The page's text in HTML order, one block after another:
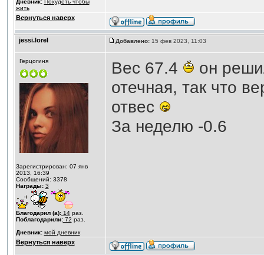
Дневник: Похудеть чтобы
жить
Вернуться наверх
jessi.lorel Добавлено:15 фев 2023, 11:03
Герцогиня
Зарегистрирован: 07 янв
2013, 16:39
Сообщений: 3378
Награды: 3
Благодарил (а):14раз.
Поблагодарили:72 раз.
Дневник: мой дневник
Вес 67.4
он
отечная, так что
отвес
За неделю -0.6
Вернуться наверх